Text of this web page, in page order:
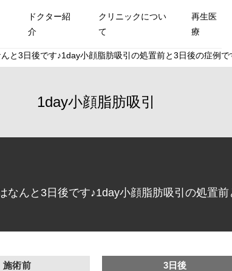
ドクター紹
介
クリニックについ
て
再生医
療
と3日後です♪1day小顔脂肪吸引の処置前と3日後の症例
1day小顔脂肪吸引
なんと3日後です♪1day小顔脂肪吸引の処置
施術前 3日後